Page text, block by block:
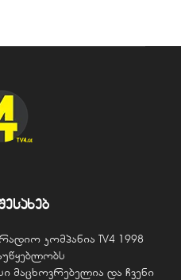
კომპანია TV4 1998
მაცხოვრებელია და ჩვენი